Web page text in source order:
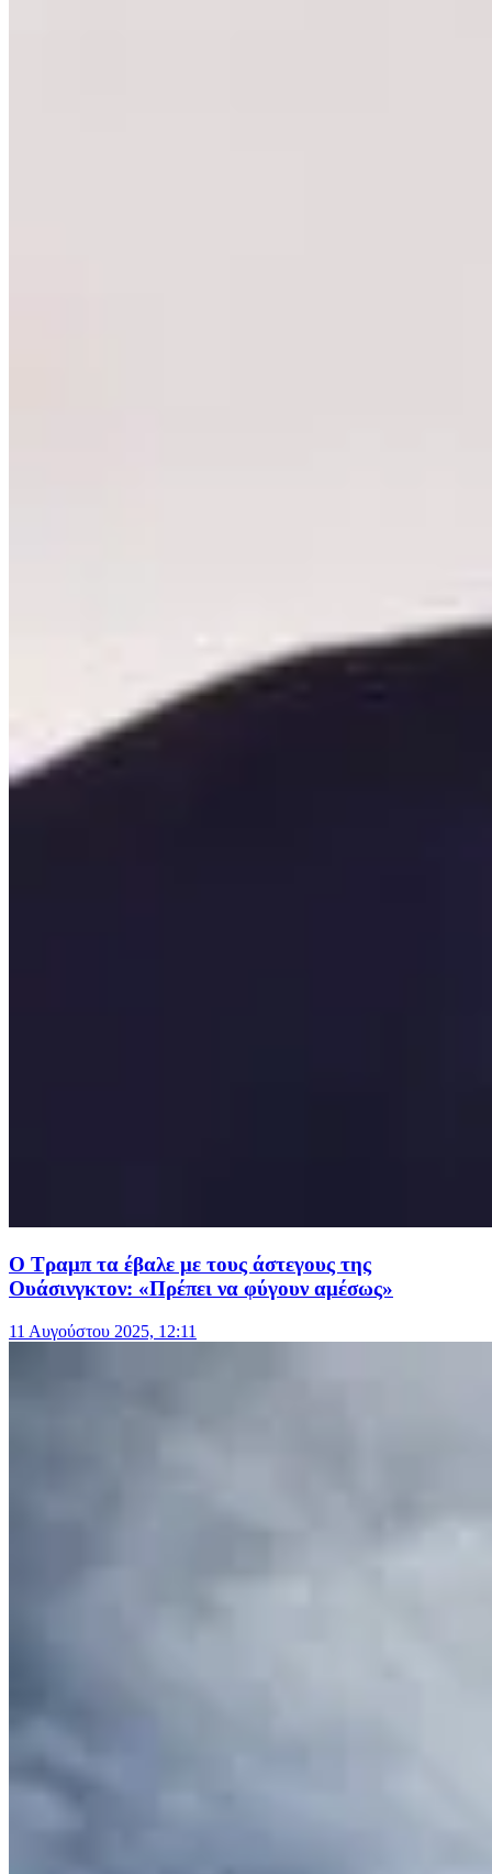
Ο Τραμπ τα έβαλε με τους άστεγους της
Ουάσινγκτον: «Πρέπει να φύγουν αμέσως»
11 Αυγούστου 2025, 12:11